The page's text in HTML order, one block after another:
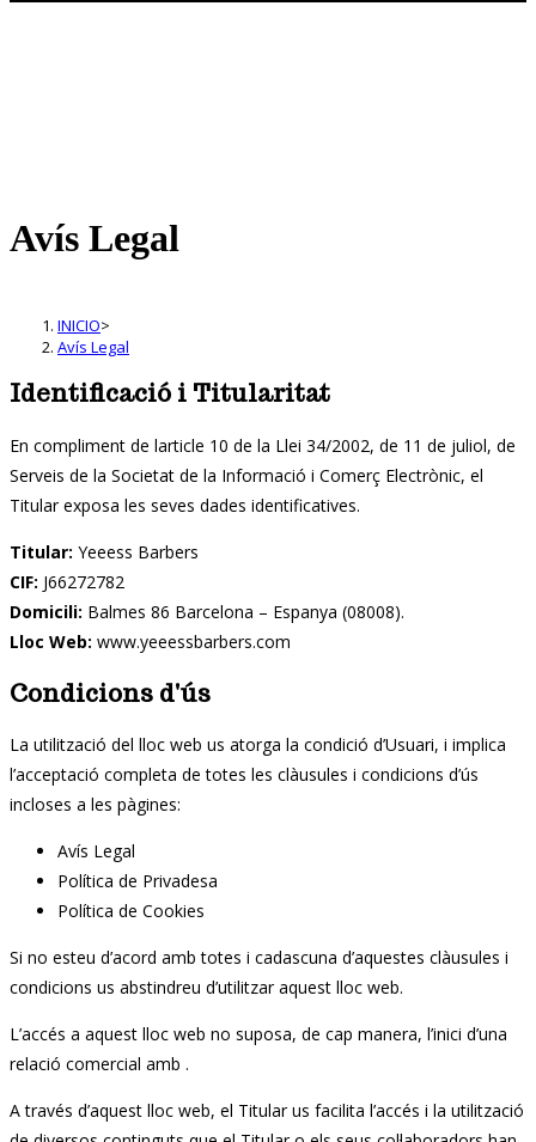
Avís Legal
INICIO>
Avís Legal
Identificació i Titularitat
En compliment de larticle 10 de la Llei 34/2002, de 11 de juliol, de
Serveis de la Societat de la Informació i Comerç Electrònic, el
Titular exposa les seves dades identificatives.
Titular: Yeeess Barbers
CIF: J66272782
Domicili: Balmes 86 Barcelona – Espanya (08008).
Lloc Web: www.yeeessbarbers.com
Condicions d'ús
La utilització del lloc web us atorga la condició d’Usuari, i implica
l’acceptació completa de totes les clàusules i condicions d’ús
incloses a les pàgines:
Avís Legal
Política de Privadesa
Política de Cookies
Si no esteu d’acord amb totes i cadascuna d’aquestes clàusules i
condicions us abstindreu d’utilitzar aquest lloc web.
L’accés a aquest lloc web no suposa, de cap manera, l’inici d’una
relació comercial amb .
A través d’aquest lloc web, el Titular us facilita l’accés i la utilització